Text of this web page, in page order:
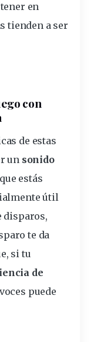
en
tienden a ser
con
de estas
un sonido
estás
útil
disparos,
te da
si tu
de
puede